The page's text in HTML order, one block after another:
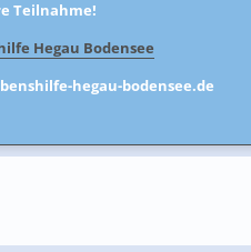
Teilnahme!
Hegau Bodensee
hegau-bodensee.de